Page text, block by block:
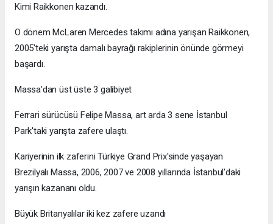
Kimi Raikkonen kazandı.
O dönem McLaren Mercedes takımı adına yarışan Raikkonen,
2005'teki yarışta damalı bayrağı rakiplerinin önünde görmeyi
başardı.
Massa'dan üst üste 3 galibiyet
Ferrari sürücüsü Felipe Massa, art arda 3 sene İstanbul
Park'taki yarışta zafere ulaştı.
Kariyerinin ilk zaferini Türkiye Grand Prix'sinde yaşayan
Brezilyalı Massa, 2006, 2007 ve 2008 yıllarında İstanbul'daki
yarışın kazananı oldu.
Büyük Britanyalılar iki kez zafere uzandı